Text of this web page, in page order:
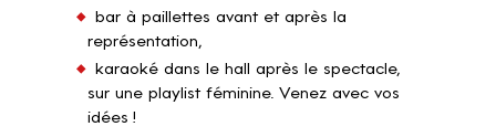
bar à paillettes avant et après la
représentation,
karaoké dans le hall après le spectacle,
sur une playlist féminine. Venez avec vos
idées !